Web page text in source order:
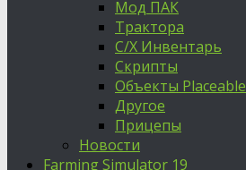
Мод ПАК
Трактора
С/Х Инвентарь
Скрипты
Объекты Placeable
Другое
Прицепы
Новости
Farming Simulator 19